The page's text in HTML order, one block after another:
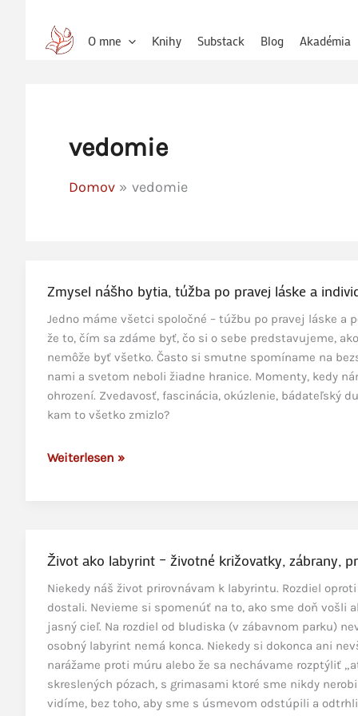
O mne Knihy Substack Blog Akadémia
vedomie
Domov vedomie
Zmysel nášho bytia, túžba po pravej láske a
Jedno máme všetci spoločné – túžbu po pravej láske a
že to, čím sa zdáme byť, čo si o sebe predstavujeme,
nemôže byť všetko. Často si smutne spomíname na
nami a svetom neboli žiadne hranice. Momenty, kedy
ohrození. Zvedavosť, fascinácia, okúzlenie, bádateľský
kam to všetko zmizlo?
Zmysel
pravej
a
individualita
Weiterlesen »
Život ako labyrint – životné križovatky, zábrany,
Niekedy náš život prirovnávam k labyrintu. Rozdiel
dostali. Nevieme si spomenúť na to, ako sme doň vošli
jasný cieľ. Na rozdiel od bludiska (v zábavnom parku)
osobný labyrint nemá konca. Niekedy si dokonca ani
narážame proti múru alebo že sa nechávame rozptýliť
skreslených pózach, s grimasami ktoré sme nikdy
vidíme, bez toho, aby sme s úsmevom odstúpili a